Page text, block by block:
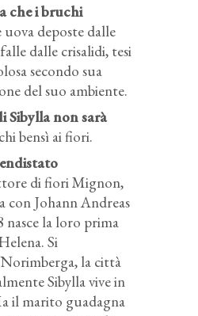
che i bruchi
uova deposte dalle
dalle crisalidi, tesi
secondo sua
del suo ambiente.
Sibylla non sarà
bensì ai fiori.
di fiori Mignon,
con Johann Andreas
nasce la loro prima
Si
la città
Sibylla vive in
il marito guadagna